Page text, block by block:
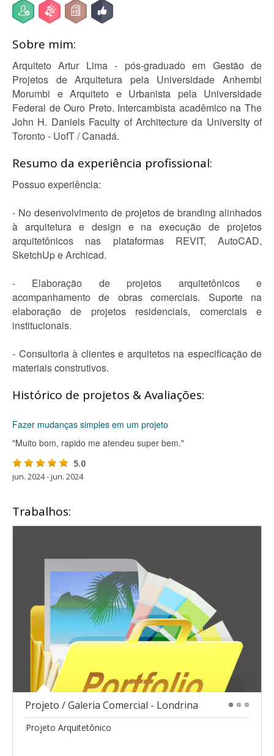
Sobre mim:
Arquiteto Artur Lima - pós-graduado em Gestão de
Projetos de Arquitetura pela Universidade Anhembi
Morumbi e Arquiteto e Urbanista pela Universidade
Federal de Ouro Preto. Intercambista acadêmico na The
John H. Daniels Faculty of Architecture da University of
Toronto - UofT / Canadá.
Resumo da experiência profissional:
Possuo experiência:
- No desenvolvimento de projetos de branding alinhados
à arquitetura e design e na execução de projetos
arquitetônicos nas plataformas REVIT, AutoCAD,
SketchUp e Archicad.
- Elaboração de projetos arquitetônicos e
acompanhamento de obras comerciais. Suporte na
elaboração de projetos residenciais, comerciais e
institucionais.
- Consultoria à clientes e arquitetos na especificação de
materiais construtivos.
Histórico de projetos & Avaliações:
Fazer mudanças simples em um projeto
"Muito bom, rapido me atendeu super bem."
5.0
jun. 2024 - jun. 2024
Trabalhos:
Projeto / Galeria Comercial - Londrina
Projeto Arquitetônico